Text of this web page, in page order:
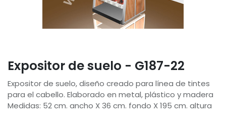
Expositor de suelo - G187-22
Expositor de suelo, diseño creado para línea de tintes
para el cabello. Elaborado en metal, plástico y madera
Medidas: 52 cm. ancho X 36 cm. fondo X 195 cm. altura